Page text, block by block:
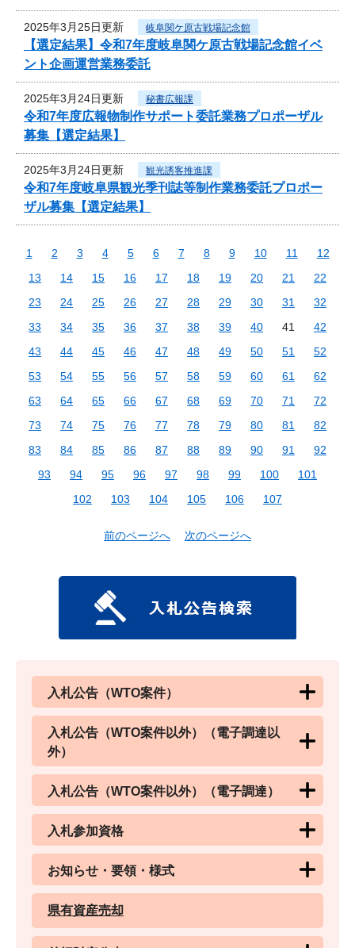
2025年3月25日更新 岐阜関ケ原古戦場記念館
【選定結果】令和7年度岐阜関ケ原古戦場記念館イベ
ント企画運営業務委託
2025年3月24日更新 秘書広報課
令和7年度広報物制作サポート委託業務プロポーザル
募集【選定結果】
2025年3月24日更新 観光誘客推進課
令和7年度岐阜県観光季刊誌等制作業務委託プロポー
ザル募集【選定結果】
1 2 3 4 5 6 7 8 9 10 11
12
13
14 15 16 17 18 19 20 21
22
23
24 25 26 27 28 29 30 31
32
33
34 35 36 37 38 39 40 41
42
43
44 45 46 47 48 49 50 51
52
53
54 55 56 57 58 59 60 61
62
63
64 65 66 67 68 69 70 71
72
73
74 75 76 77 78 79 80 81
82
83
84 85 86 87 88 89 90 91
92
93
94 95 96 97 98 99 100
101
102
103 104 105 106 107
前のページへ 次のページへ
入札公告（WTO案件）
入札公告（WTO案件以外）（電子調達以
外）
入札公告（WTO案件以外）（電子調達）
入札参加資格
お知らせ・要領・様式
県有資産売却